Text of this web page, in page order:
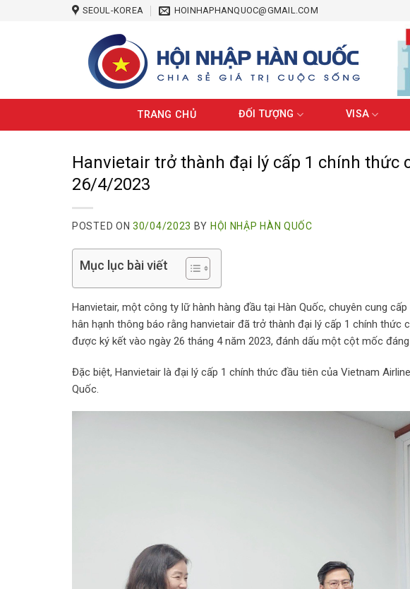
SEOUL-KOREA HOINHAPHANQUOC@GMAIL.COM
TRANG CHỦ ĐỐI TƯỢNG VISA
Hanvietair trở thành đại lý cấp 1 chính thức
26/4/2023
POSTED ON 30/04/2023 BY HỘI NHẬP HÀN QUỐC
Mục lục bài viết
Hanvietair, một công ty lữ hành hàng đầu tại Hàn Quốc, chuyên cung cấp
hân hạnh thông báo rằng hanvietair đã trở thành đại lý cấp 1 chính thức
được ký kết vào ngày 26 tháng 4 năm 2023, đánh dấu một cột mốc
Đặc biệt, Hanvietair là đại lý cấp 1 chính thức đầu tiên của Vietnam
Quốc.